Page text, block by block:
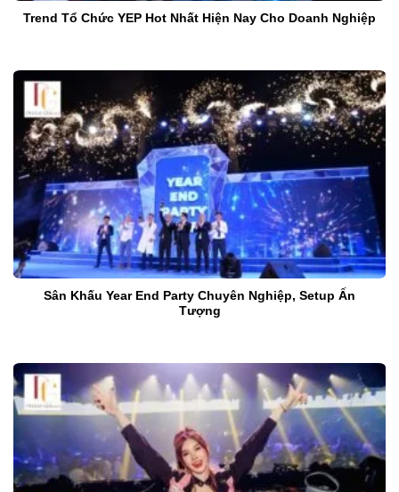
Trend Tổ Chức YEP Hot Nhất Hiện Nay Cho Doanh Nghiệp
Sân Khấu Year End Party Chuyên Nghiệp, Setup Ấn
Tượng